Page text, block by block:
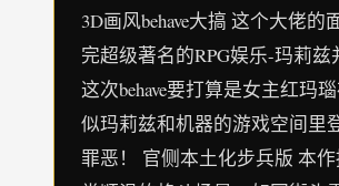
3D画风behave大搞 这个大佬的
完超级著名的RPG娱乐-玛莉兹
这次behave要打算是女主红玛
似玛莉兹和机器的游戏空间里
罪恶！ 官侧本土化步兵版 本